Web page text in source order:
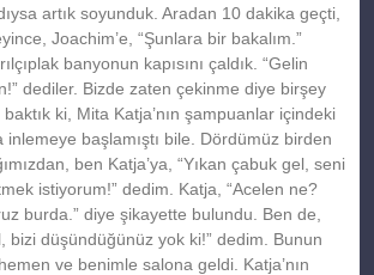
artık soyunduk. Aradan 10 dakika geçti,
Joachim’e, “Şunlara bir bakalım.”
banyonun kapısını çaldık. “Gelin
dediler. Bizde zaten çekinme diye birşey
baktık ki, Mita Katja’nın şampuanlar içindeki
inlemeye başlamıştı bile. Dördümüz birden
ben Katja’ya, “Yıkan çabuk gel, seni
istiyorum!” dedim. Katja, “Acelen ne?
burda.” diye şikayette bulundu. Ben de,
bizi düşündüğünüz yok ki!” dedim. Bunun
ve benimle salona geldi. Katja’nın